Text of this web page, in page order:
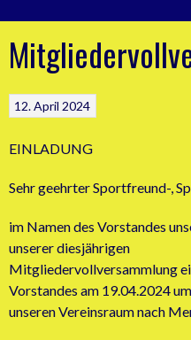
12. April 2024
EINLADUNG
Sehr geehrter Sportfreund-,
im Namen des Vorstandes
unserer diesjährigen
Mitgliedervollversammlung
Vorstandes am 19.04.2024
unseren Vereinsraum nach